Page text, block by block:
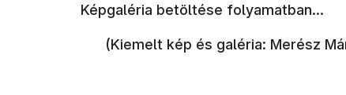
Képgaléria betöltése folyamatban...
(Kiemelt kép és galéria: Merész